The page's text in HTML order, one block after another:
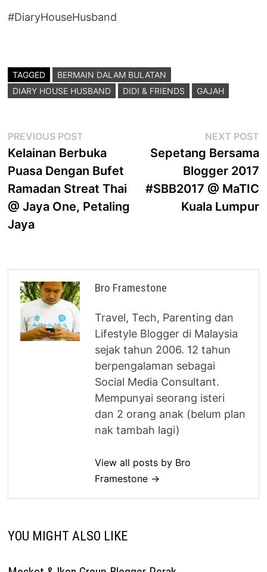
#DiaryHouseHusband
TAGGED
BERMAIN DALAM BULATAN
DIARY HOUSE HUSBAND
DIDI & FRIENDS GAJAH
Post
navigation
PREVIOUS POST
post:
Kelainan Berbuka
Puasa Dengan Bufet
Ramadan Streat Thai
@ Jaya One, Petaling
Jaya
NEXT POST
Sepetang Bersama
Blogger 2017
#SBB2017 @ MaTIC
Kuala Lumpur
Bro Framestone
Travel, Tech, Parenting dan
Lifestyle Blogger di Malaysia
sejak tahun 2006. 12 tahun
berpengalaman sebagai
Social Media Consultant.
Mempunyai seorang isteri
dan 2 orang anak (belum plan
nak tambah lagi)
View all posts by Bro
Framestone →
YOU MIGHT ALSO LIKE